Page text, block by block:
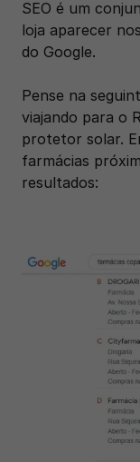
SEO é um
loja aparecer
do Google.
Pense na
viajando para o
protetor solar.
farmácias
resultados: